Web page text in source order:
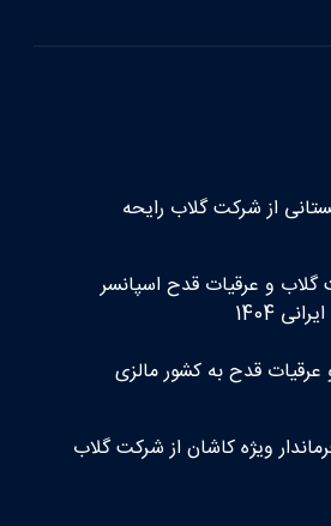
از شرکت گلاب رایحه
گلاب و عرقیات قدح اسپانسر
1404
قدح به کشور مالزی
ویژه کاشان از شرکت گلاب